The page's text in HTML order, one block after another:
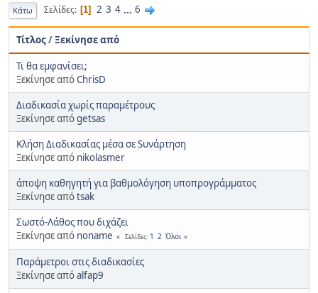
Κάτω Σελίδες 1 2 3 4 ... 6
Τίτλος/Ξεκίνησε από
Τι θα εμφανίσει;
Ξεκίνησε απόChrisD
Διαδικασία χωρίς παραμέτρους
Ξεκίνησε απόgetsas
Κλήση Διαδικασίας μέσα σε Sυνάρτηση
Ξεκίνησε από nikolasmer
άποψη καθηγητή για βαθμολόγηση υποπρογράμματος
Ξεκίνησε απόtsak
Σωστό-Λάθος που διχάζει
Ξεκίνησε από noname Σελίδες 1 2 Όλοι
Παράμετροι στις διαδικασίες
Ξεκίνησε απόalfap9